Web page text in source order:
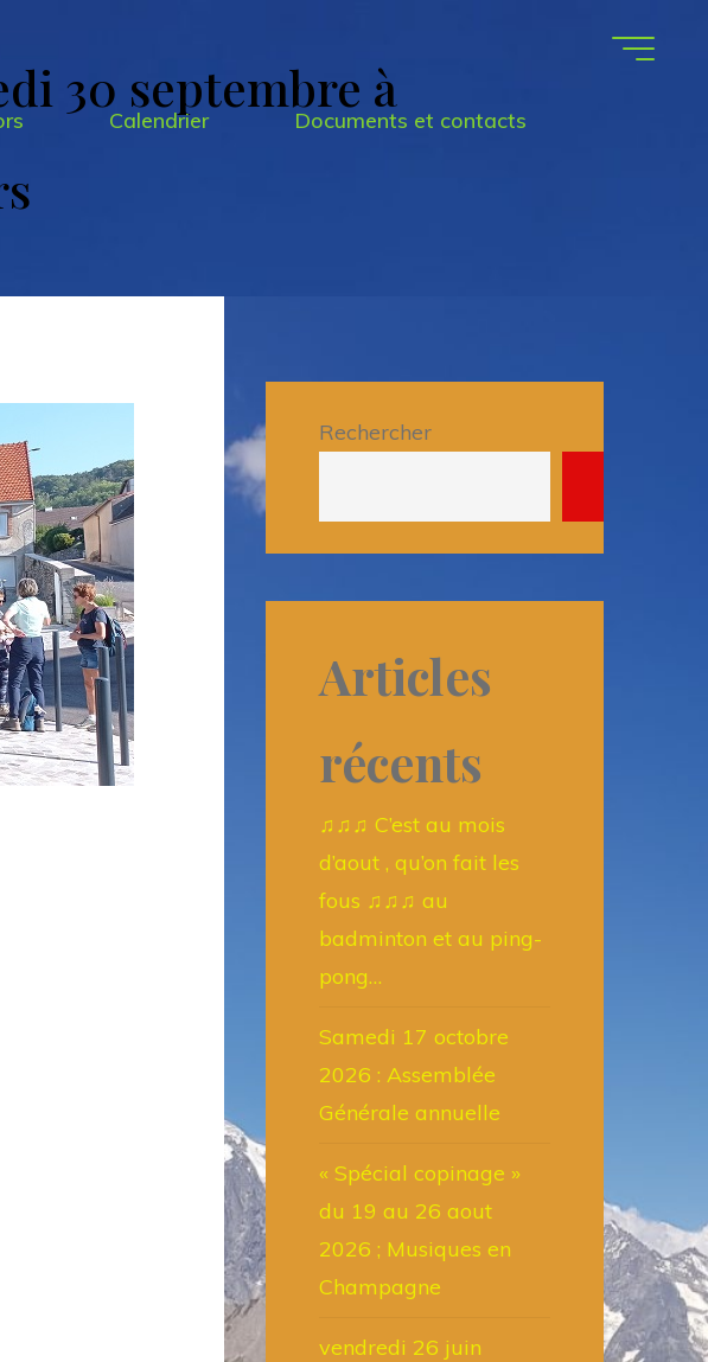
Calendrier Documents et contacts
30 septembre à
Rechercher
Articles
récents
♫♫♫ C’est au mois
d’aout , qu’on fait les
fous ♫♫♫ au
badminton et au ping-
pong…
Samedi 17 octobre
2026 : Assemblée
Générale annuelle
« Spécial copinage »
du 19 au 26 aout
2026 ; Musiques en
Champagne
vendredi 26 juin